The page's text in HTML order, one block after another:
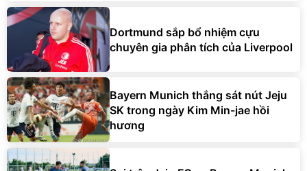
Dortmund sắp bổ nhiệm cựu
chuyên gia phân tích của Liverpool
Bayern Munich thắng sát nút Jeju
SK trong ngày Kim Min-jae hồi
hương